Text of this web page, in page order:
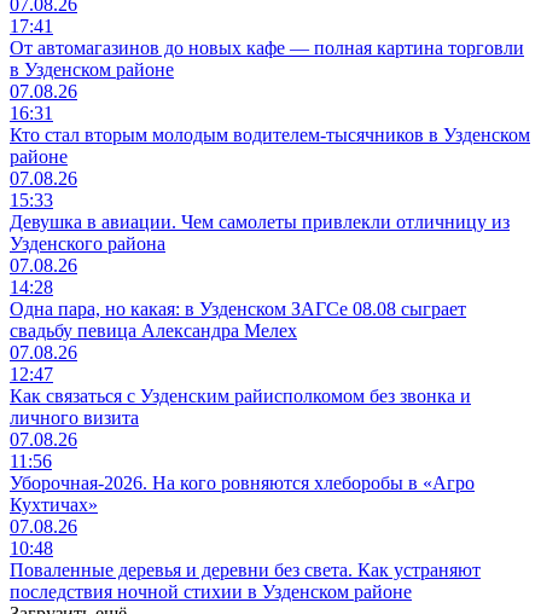
07.08.26
17:41
От автомагазинов до новых кафе — полная картина торговли
в Узденском районе
07.08.26
16:31
Кто стал вторым молодым водителем-тысячников в Узденском
районе
07.08.26
15:33
Девушка в авиации. Чем самолеты привлекли отличницу из
Узденского района
07.08.26
14:28
Одна пара, но какая: в Узденском ЗАГСе 08.08 сыграет
свадьбу певица Александра Мелех
07.08.26
12:47
Как связаться с Узденским райисполкомом без звонка и
личного визита
07.08.26
11:56
Уборочная-2026. На кого ровняются хлеборобы в «Агро
Кухтичах»
07.08.26
10:48
Поваленные деревья и деревни без света. Как устраняют
последствия ночной стихии в Узденском районе